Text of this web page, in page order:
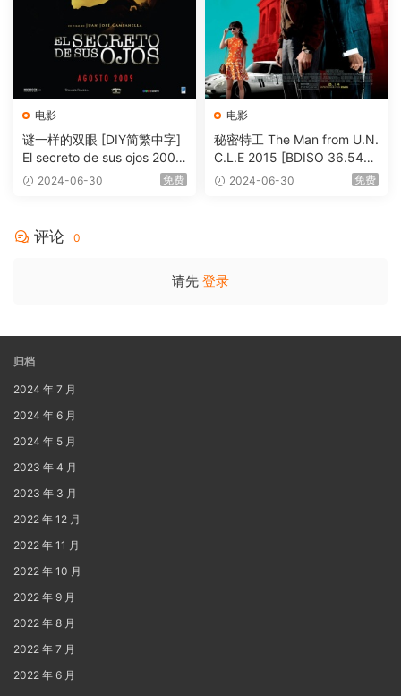
电影
谜一样的双眼 [DIY简繁中字]
El secreto de sus ojos 2009
1080p Blu-ray AVC DTS-HD
2024-06-30 免费
电影
秘密特工 The Man from U.N.
C.L.E 2015 [BDISO 36.54G
B] 2024-06-30 免费
评论 0
请先 登录
归档
2024 年 7 月
2024 年 6 月
2024 年 5 月
2023 年 4 月
2023 年 3 月
2022 年 12 月
2022 年 11 月
2022 年 10 月
2022 年 9 月
2022 年 8 月
2022 年 7 月
2022 年 6 月